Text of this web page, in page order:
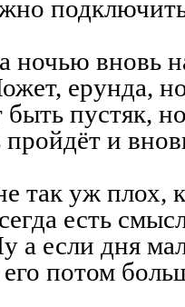
ночью вновь
ерунда,
пустяк,
и
так уж плох,
есть
а если дня
потом